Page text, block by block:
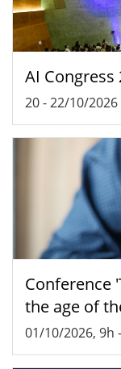
AI Congress
20-22/10/2026
Conference
the age of
01/10/2026, 9h -